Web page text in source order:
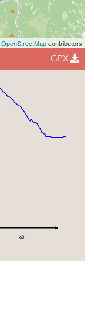
OpenStreetMapcontributors
GPX
60